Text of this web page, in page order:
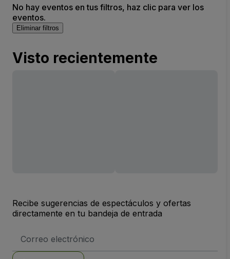
No hay eventos en tus filtros, haz clic para ver los
eventos.
Eliminar filtros
Visto recientemente
Recibe sugerencias de espectáculos y ofertas
directamente en tu bandeja de entrada
de